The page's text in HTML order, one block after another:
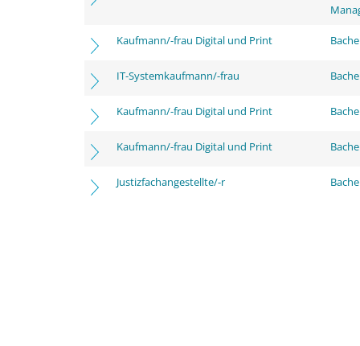
Kaufmann/-frau Digital und Print
IT-Systemkaufmann/-frau
Kaufmann/-frau Digital und Print
Kaufmann/-frau Digital und Print
Justizfachangestellte/-r